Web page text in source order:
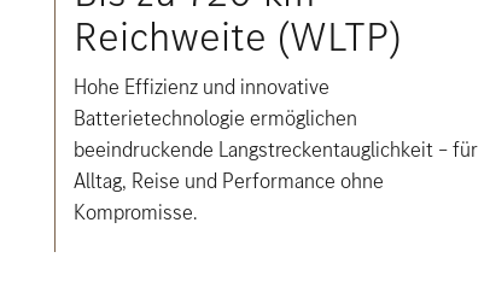
Reichweite (WLTP)
Hohe Effizienz und innovative
Batterietechnologie ermöglichen
beeindruckende Langstreckentauglichkeit – für
Alltag, Reise und Performance ohne
Kompromisse.